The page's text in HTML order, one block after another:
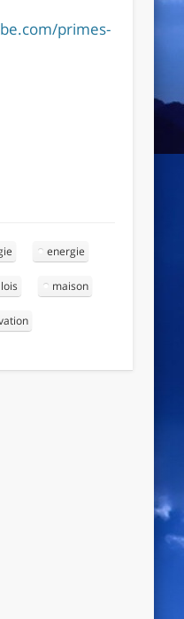
primes-
energie
lois maison